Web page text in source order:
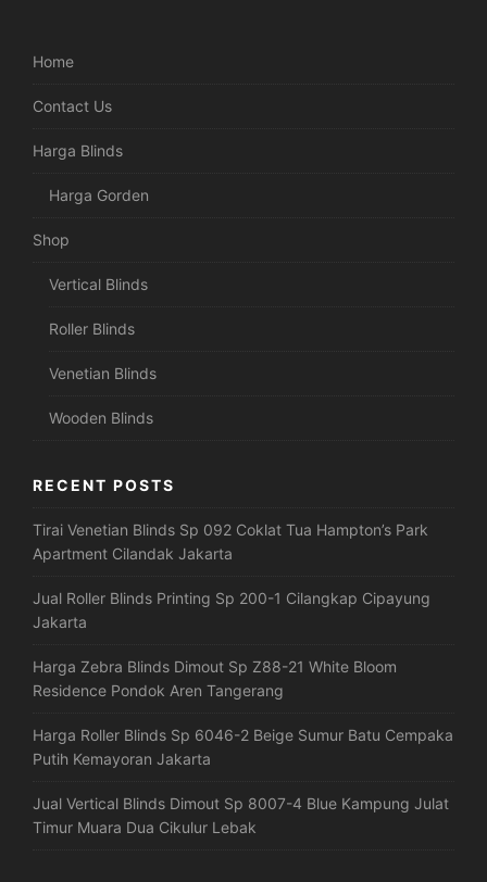
Home
Contact Us
Harga Blinds
Harga Gorden
Shop
Vertical Blinds
Roller Blinds
Venetian Blinds
Wooden Blinds
RECENT POSTS
Tirai Venetian Blinds Sp 092 Coklat Tua Hampton’s Park
Apartment Cilandak Jakarta
Jual Roller Blinds Printing Sp 200-1 Cilangkap Cipayung
Jakarta
Harga Zebra Blinds Dimout Sp Z88-21 White Bloom
Residence Pondok Aren Tangerang
Harga Roller Blinds Sp 6046-2 Beige Sumur Batu Cempaka
Putih Kemayoran Jakarta
Jual Vertical Blinds Dimout Sp 8007-4 Blue Kampung Julat
Timur Muara Dua Cikulur Lebak